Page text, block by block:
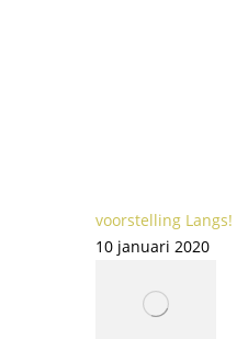
voorstelling Langs!
10 januari 2020